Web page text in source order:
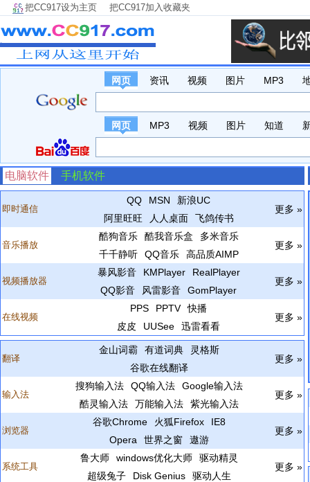
把CC917设为主页 把CC917加入收藏夹
网页 资讯 视频 图片 MP3
网页 MP3 视频 图片 知道
电脑软件 手机软件
即时通信
QQ MSN
新浪UC
阿里旺旺
人人桌面 飞鸽传书
更多 »
音乐播放
酷狗音乐 酷我音乐盒
多米音乐
千千静听
QQ音乐 高品质AIMP
更多 »
视频播放器
暴风影音 KMPlayer
RealPlayer
QQ影音
风雷影音 GomPlayer
更多 »
在线视频
PPS PPTV
快播
皮皮
UUSee 迅雷看看
更多 »
翻译
金山词霸 有道词典
灵格斯
谷歌在线翻译
更多 »
输入法
搜狗输入法 QQ输入法
Google输入法
酷灵输入法
万能输入法 紫光输入法
更多 »
浏览器
谷歌Chrome 火狐Firefox
IE8
Opera
世界之窗 遨游
更多 »
系统工具
鲁大师 windows优化大师
驱动精灵
超级兔子
Disk Genius 驱动人生
更多 »